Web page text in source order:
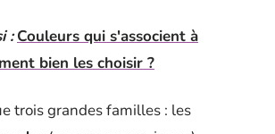
: Couleurs qui s'associent à
bien les choisir ?
trois grandes familles : les